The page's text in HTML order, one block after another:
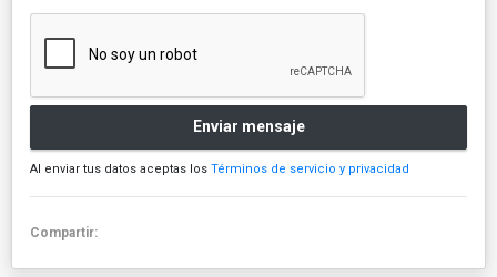
Enviar mensaje
Al enviar tus datos aceptas los Términos de servicio y privacidad
Compartir: